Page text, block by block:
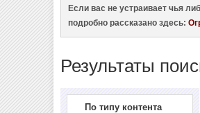
Если вас не устраивает чья
подробно рассказано здесь:
Результаты
По типу контента